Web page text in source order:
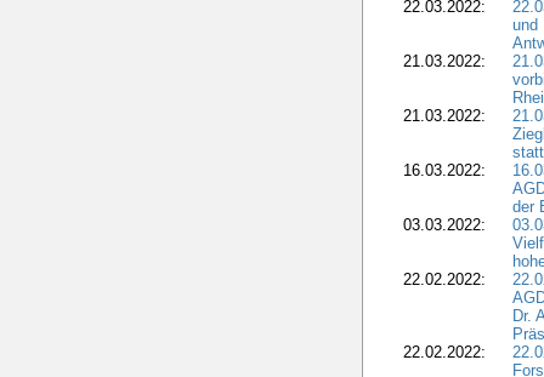
22.03.2022:
und
21.03.2022:
21.03.2022:
16.03.2022:
der
03.03.2022:
22.02.2022:
Dr.
22.02.2022: